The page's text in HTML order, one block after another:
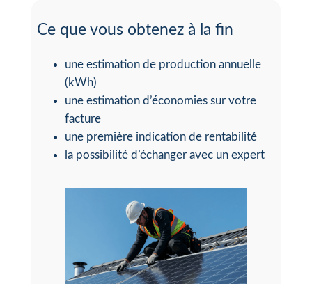
Ce que vous obtenez à la fin
une estimation de production annuelle
(kWh)
une estimation d’économies sur votre
facture
une première indication de rentabilité
la possibilité d’échanger avec un expert